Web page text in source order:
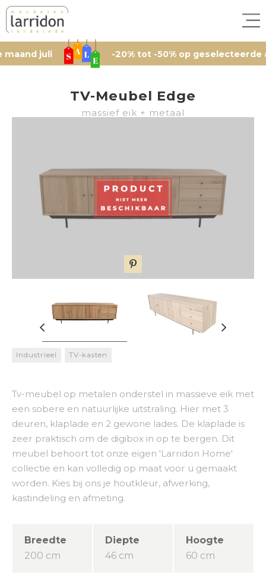
juli -20% tot -50% op geselecteerde
TV-Meubel Edge
massief eik + metaal
Industrieel TV-kasten
Tv-meubel op metalen onderstel in massieve eik met
een sobere en natuurlijke uitstraling. Hier met 3
deuren, klaplade en 2 gewone lades. De klaplade is
zeer praktisch om de digibox in op te bergen. Dit
meubel behoort tot onze eigen 'Larridon Home'
collectie en kan volledig op maat voor u gemaakt
worden. Kies bij ons je houtkleur, afwerking,
kastindeling en afmeting.
Breedte
200 cm
Diepte
46 cm
Hoogte
60 cm